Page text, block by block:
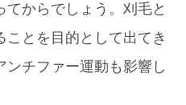
からでしょう。刈毛と
ことを目的として出てき
ンチファー運動も影響し